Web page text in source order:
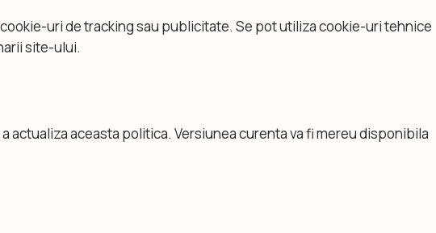
uri de tracking sau publicitate. Se pot utiliza cookie-uri tehnice
site-ului.
actualiza aceasta politica. Versiunea curenta va fi mereu disponibila